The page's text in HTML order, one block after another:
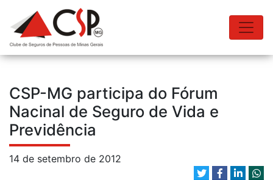
CSP-MG participa do Fórum
Nacinal de Seguro de Vida e
Previdência
14 de setembro de 2012